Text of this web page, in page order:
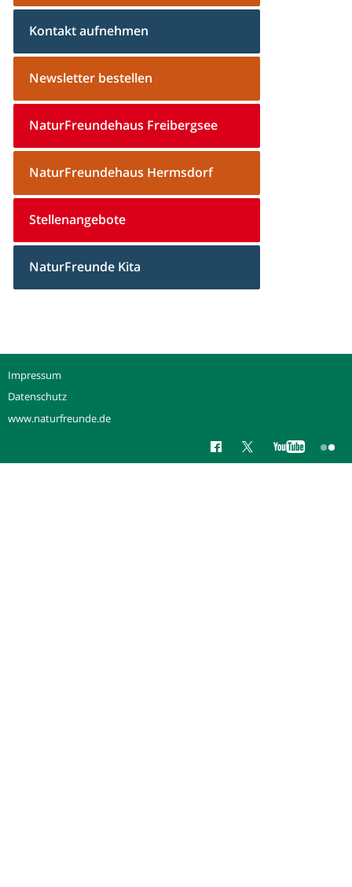
Kontakt aufnehmen
Newsletter bestellen
NaturFreundehaus Freibergsee
NaturFreundehaus Hermsdorf
Stellenangebote
NaturFreunde Kita
Impressum
Datenschutz
www.naturfreunde.de